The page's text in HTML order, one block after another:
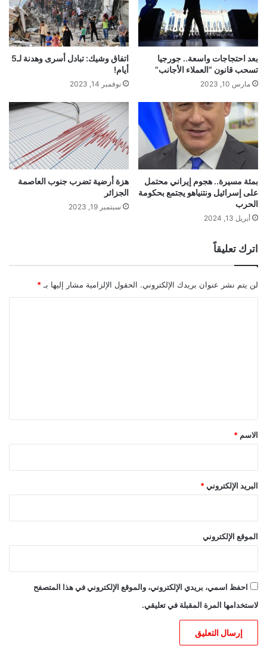
بعد احتجاجات واسعة.. جورجيا
تسحب قانون “العملاء الأجانب”
مارس 10, 2023
اتفاق وشيك: تبادل أسرى وهدنة لـ5
أيام!
نوفمبر 14, 2023
بمئة مسيرة.. هجوم إيراني محتمل
على إسرائيل ونتنياهو يجتمع بحكومة
الحرب
أبريل 13, 2024
هزة أرضية تضرب جنوب العاصمة
الجزائر
سبتمبر 19, 2023
اترك تعليقاً
لن يتم نشر عنوان بريدك الإلكتروني. الحقول الإلزامية مشار إليها بـ *
*
الاسم *
البريد الإلكتروني *
الموقع الإلكتروني
احفظ اسمي، بريدي الإلكتروني، والموقع الإلكتروني في هذا المتصفح
لاستخدامها المرة المقبلة في تعليقي.